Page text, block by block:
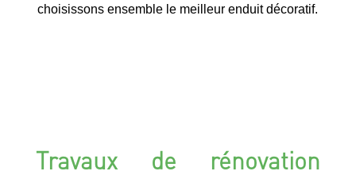
choisissons ensemble le meilleur enduit décoratif.
Travaux de rénovation